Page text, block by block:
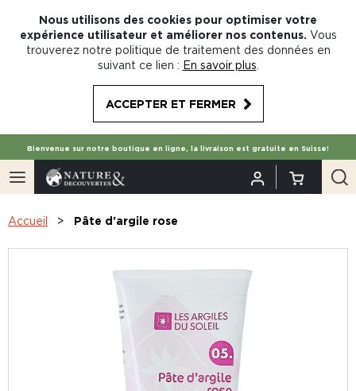
Nous utilisons des cookies pour optimiser votre
expérience utilisateur et améliorer nos contenus. Vous
trouverez notre politique de traitement des données en
suivant ce lien : En savoir plus
ACCEPTER ET FERMER
Bienvenue sur notre boutique en ligne, la livraison est gratuite en Suisse!
Accueil Pâte d'argile rose